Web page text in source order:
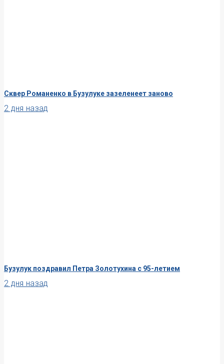
Сквер Романенко в Бузулуке зазеленеет заново
2 дня назад
Бузулук поздравил Петра Золотухина с 95-летием
2 дня назад